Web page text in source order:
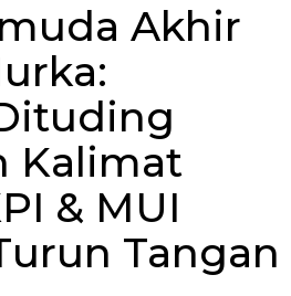
Akhir
Kalimat
& MUI
Tangan